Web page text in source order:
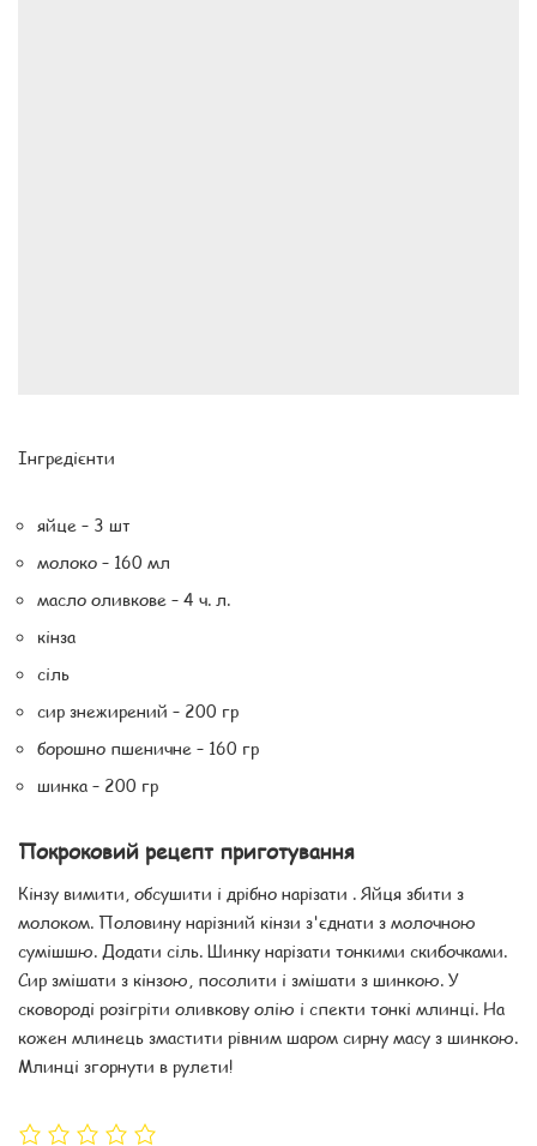
Інгредієнти
яйце – 3 шт
молоко – 160 мл
масло оливкове – 4 ч. л.
кінза
сіль
сир знежирений – 200 гр
борошно пшеничне – 160 гр
шинка – 200 гр
Покроковий рецепт приготування
Кінзу вимити, обсушити і дрібно нарізати . Яйця збити з
молоком. Половину нарізний кінзи з'єднати з молочною
сумішшю. Додати сіль. Шинку нарізати тонкими скибочками.
Сир змішати з кінзою, посолити і змішати з шинкою. У
сковороді розігріти оливкову олію і спекти тонкі млинці. На
кожен млинець змастити рівним шаром сирну масу з шинкою.
Млинці згорнути в рулети!